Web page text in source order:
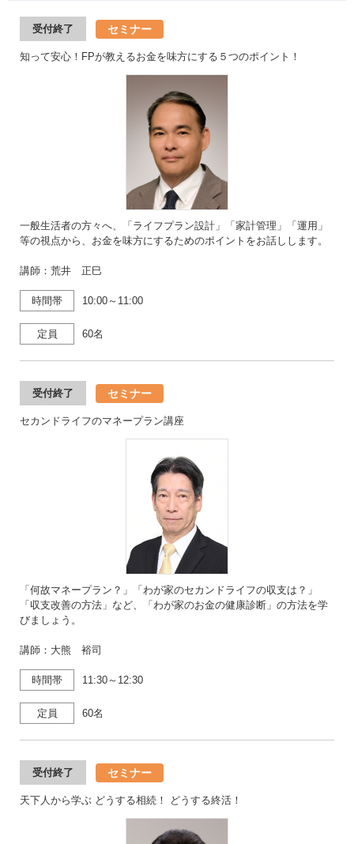
受付終了 セミナー
知って安心！FPが教えるお金を味方にする５つのポイント！
一般生活者の方々へ、「ライフプラン設計」「家計管理」「運用」
等の視点から、お金を味方にするためのポイントをお話しします。
講師：荒井 正巳
時間帯 10:00～11:00
定員 60名
受付終了 セミナー
セカンドライフのマネープラン講座
「何故マネープラン？」「わが家のセカンドライフの収支は？」
「収支改善の方法」など、「わが家のお金の健康診断」の方法を学
びましょう。
講師：大熊 裕司
時間帯 11:30～12:30
定員 60名
受付終了 セミナー
天下人から学ぶ どうする相続！ どうする終活！